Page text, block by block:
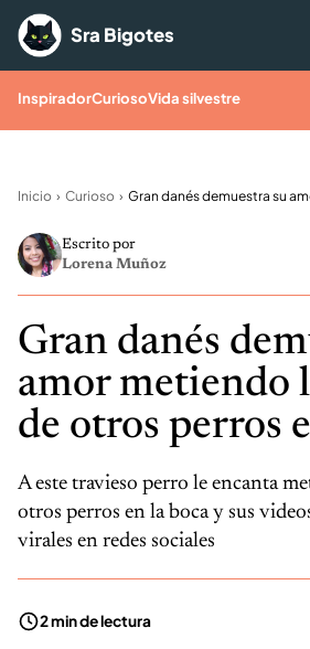
Saltar al contenido
Sra Bigotes
InspiradorCuriosoVida silvestre
Inicio Curioso
Escrito por
Lorena Muñoz
Gran danés
amor metiendo
de otros perros
A este travieso perro le encanta
otros perros en la boca y sus
virales en redes sociales
2 min de lectura